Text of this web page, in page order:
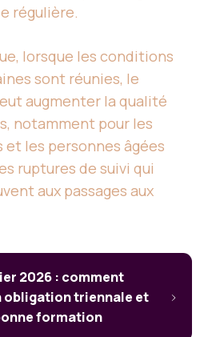
régulière.
lorsque les conditions
sont réunies, le
augmenter la qualité
notamment pour les
et les personnes âgées
ruptures de suivi qui
aux passages aux
2026 : comment
obligation triennale et
formation